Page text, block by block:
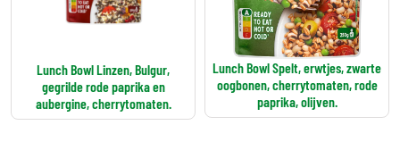
Lunch Bowl Linzen, Bulgur,
gegrilde rode paprika en
aubergine, cherrytomaten.
Lunch Bowl Spelt, erwtjes, zwarte
oogbonen, cherrytomaten, rode
paprika, olijven.